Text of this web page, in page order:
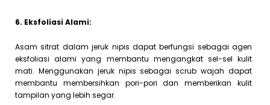
6. Eksfoliasi Alami:
Asam sitrat dalam jeruk nipis dapat berfungsi sebagai agen
eksfoliasi alami yang membantu mengangkat sel-sel kulit
mati. Menggunakan jeruk nipis sebagai scrub wajah dapat
membantu membersihkan pori-pori dan memberikan kulit
tampilan yang lebih segar.